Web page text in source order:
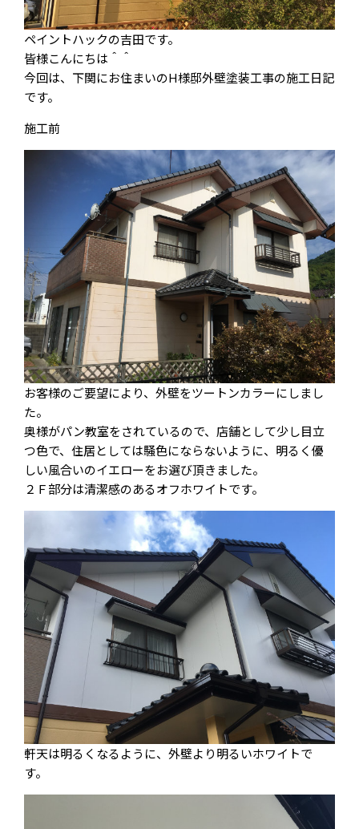
ペイントハックの吉田です。
皆様こんにちは＾＾
今回は、下関にお住まいのH様邸外壁塗装工事の施工日記
です。
施工前
お客様のご要望により、外壁をツートンカラーにしまし
た。
奥様がパン教室をされているので、店舗として少し目立
つ色で、住居としては騒色にならないように、明るく優
しい風合いのイエローをお選び頂きました。
２Ｆ部分は清潔感のあるオフホワイトです。
軒天は明るくなるように、外壁より明るいホワイトで
す。